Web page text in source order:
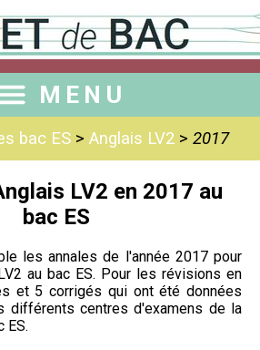
MENU
bac ES > Anglais LV2 > 2017
LV2 en 2017 au
bac ES
les annales de l'année 2017 pour
au bac ES. Pour les révisions en
et 5 corrigés qui ont été données
différents centres d'examens de la
ES.